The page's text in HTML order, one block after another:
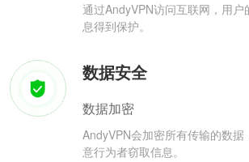
通过AndyVPN访问互联网，用
息得到保护。
数据安全
数据加密
AndyVPN会加密所有传输的数据
意行为者窃取信息。